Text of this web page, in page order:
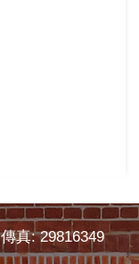
傳真: 29816349